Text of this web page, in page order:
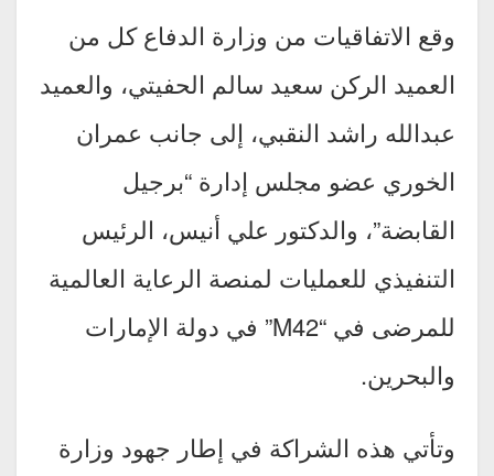
وقع الاتفاقيات من وزارة الدفاع كل من
العميد الركن سعيد سالم الحفيتي، والعميد
عبدالله راشد النقبي، إلى جانب عمران
الخوري عضو مجلس إدارة “برجيل
القابضة”، والدكتور علي أنيس، الرئيس
التنفيذي للعمليات لمنصة الرعاية العالمية
للمرضى في “M42” في دولة الإمارات
والبحرين.
وتأتي هذه الشراكة في إطار جهود وزارة